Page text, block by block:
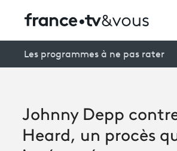
Creators
Les programmes à ne pas rater
Johnny Depp
Heard, un procès